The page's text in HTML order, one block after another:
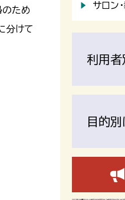
のため
分けて
サロン
利用者
目的別